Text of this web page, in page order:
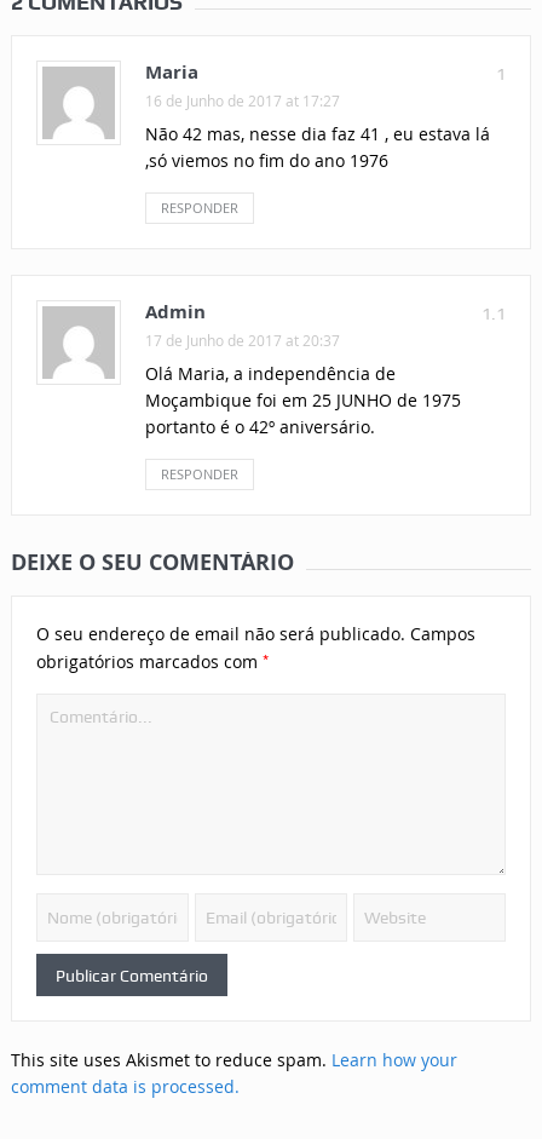
1
Maria
16 de Junho de 2017 at 17:27
Não 42 mas, nesse dia faz 41 , eu estava lá
,só viemos no fim do ano 1976
RESPONDER
1.1
Admin
17 de Junho de 2017 at 20:37
Olá Maria, a independência de
Moçambique foi em 25 JUNHO de 1975
portanto é o 42º aniversário.
RESPONDER
DEIXE O SEU COMENTÁRIO
O seu endereço de email não será publicado. Campos
obrigatórios marcados com *
This site uses Akismet to reduce spam. Learn how your
comment data is processed.